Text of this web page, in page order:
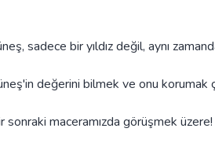
sadece bir yıldız değil, aynı
değerini bilmek ve onu korumak
sonraki maceramızda görüşmek üzere!